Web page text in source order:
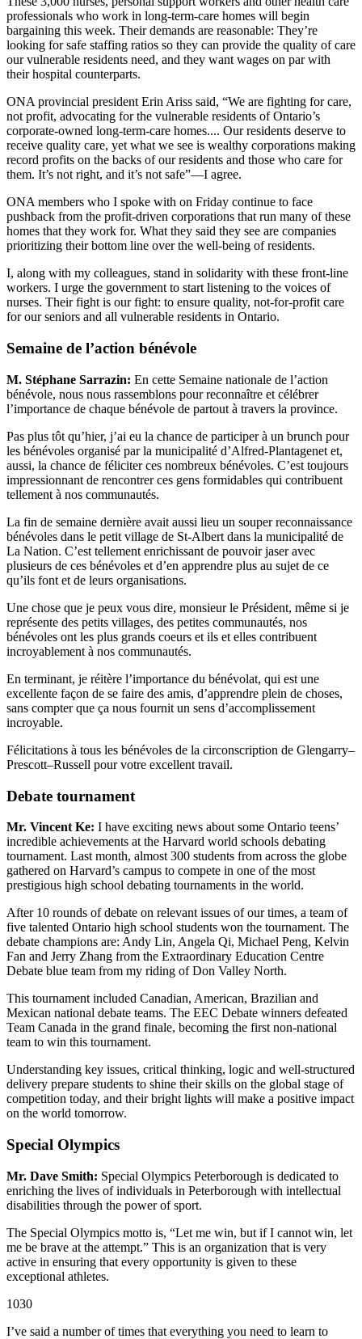
professionals who work in long-term-care homes will begin
bargaining this week. Their demands are reasonable: They’re
looking for safe staffing ratios so they can provide the quality of care
our vulnerable residents need, and they want wages on par with
their hospital counterparts.
ONA provincial president Erin Ariss said, “We are fighting for care,
not profit, advocating for the vulnerable residents of Ontario’s
corporate-owned long-term-care homes.... Our residents deserve to
receive quality care, yet what we see is wealthy corporations making
record profits on the backs of our residents and those who care for
them. It’s not right, and it’s not safe”—I agree.
ONA members who I spoke with on Friday continue to face
pushback from the profit-driven corporations that run many of these
homes that they work for. What they said they see are companies
prioritizing their bottom line over the well-being of residents.
I, along with my colleagues, stand in solidarity with these front-line
workers. I urge the government to start listening to the voices of
nurses. Their fight is our fight: to ensure quality, not-for-profit care
for our seniors and all vulnerable residents in Ontario.
Semaine de l’action bénévole
M. Stéphane Sarrazin: En cette Semaine nationale de l’action
bénévole, nous nous rassemblons pour reconnaître et célébrer
l’importance de chaque bénévole de partout à travers la province.
Pas plus tôt qu’hier, j’ai eu la chance de participer à un brunch pour
les bénévoles organisé par la municipalité d’Alfred-Plantagenet et,
aussi, la chance de féliciter ces nombreux bénévoles. C’est toujours
impressionnant de rencontrer ces gens formidables qui contribuent
tellement à nos communautés.
La fin de semaine dernière avait aussi lieu un souper reconnaissance
bénévoles dans le petit village de St-Albert dans la municipalité de
La Nation. C’est tellement enrichissant de pouvoir jaser avec
plusieurs de ces bénévoles et d’en apprendre plus au sujet de ce
qu’ils font et de leurs organisations.
Une chose que je peux vous dire, monsieur le Président, même si je
représente des petits villages, des petites communautés, nos
bénévoles ont les plus grands coeurs et ils et elles contribuent
incroyablement à nos communautés.
En terminant, je réitère l’importance du bénévolat, qui est une
excellente façon de se faire des amis, d’apprendre plein de choses,
sans compter que ça nous fournit un sens d’accomplissement
incroyable.
Félicitations à tous les bénévoles de la circonscription de Glengarry–
Prescott–Russell pour votre excellent travail.
Debate tournament
Mr. Vincent Ke: I have exciting news about some Ontario teens’
incredible achievements at the Harvard world schools debating
tournament. Last month, almost 300 students from across the globe
gathered on Harvard’s campus to compete in one of the most
prestigious high school debating tournaments in the world.
After 10 rounds of debate on relevant issues of our times, a team of
five talented Ontario high school students won the tournament. The
debate champions are: Andy Lin, Angela Qi, Michael Peng, Kelvin
Fan and Jerry Zhang from the Extraordinary Education Centre
Debate blue team from my riding of Don Valley North.
This tournament included Canadian, American, Brazilian and
Mexican national debate teams. The EEC Debate winners defeated
Team Canada in the grand finale, becoming the first non-national
team to win this tournament.
Understanding key issues, critical thinking, logic and well-structured
delivery prepare students to shine their skills on the global stage of
competition today, and their bright lights will make a positive impact
on the world tomorrow.
Special Olympics
Mr. Dave Smith: Special Olympics Peterborough is dedicated to
enriching the lives of individuals in Peterborough with intellectual
disabilities through the power of sport.
The Special Olympics motto is, “Let me win, but if I cannot win, let
me be brave at the attempt.” This is an organization that is very
active in ensuring that every opportunity is given to these
exceptional athletes.
1030
I’ve said a number of times that everything you need to learn to